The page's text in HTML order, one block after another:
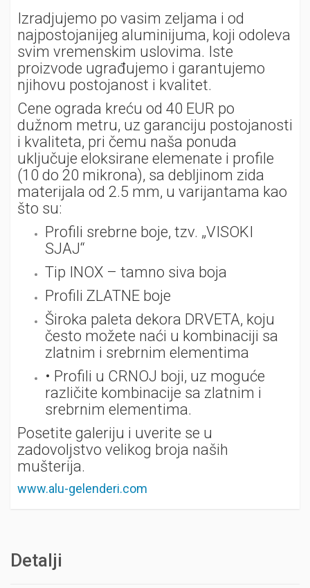
Izradjujemo po vasim zeljama i od
najpostojanijeg aluminijuma, koji odoleva
svim vremenskim uslovima. Iste
proizvode ugrađujemo i garantujemo
njihovu postojanost i kvalitet.
Cene ograda kreću od 40 EUR po
dužnom metru, uz garanciju postojanosti
i kvaliteta, pri čemu naša ponuda
uključuje eloksirane elemenate i profile
(10 do 20 mikrona), sa debljinom zida
materijala od 2.5 mm, u varijantama kao
što su:
Profili srebrne boje, tzv. „VISOKI
SJAJ“
Tip INOX – tamno siva boja
Profili ZLATNE boje
Široka paleta dekora DRVETA, koju
često možete naći u kombinaciji sa
zlatnim i srebrnim elementima
• Profili u CRNOJ boji, uz moguće
različite kombinacije sa zlatnim i
srebrnim elementima.
Posetite galeriju i uverite se u
zadovoljstvo velikog broja naših
mušterija.
www.alu-gelenderi.com
Detalji